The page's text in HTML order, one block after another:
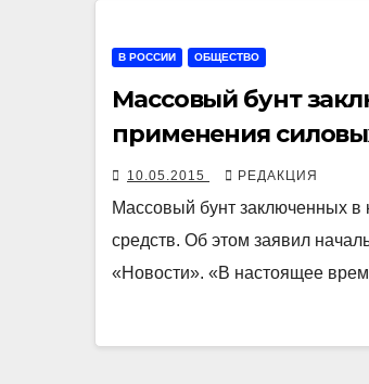
В РОССИИ ОБЩЕСТВО
Массовый бунт
применения
10.05.2015 РЕДАКЦИЯ
Массовый бунт заключенных в
средств. Об этом заявил
«Новости». «В настоящее